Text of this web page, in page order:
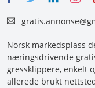
Norsk markedsplass
næringsdrivende
gressklippere, enkelt
allerede brukt